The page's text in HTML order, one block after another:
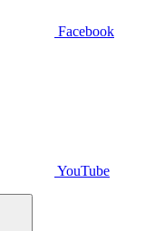
Facebook
YouTube